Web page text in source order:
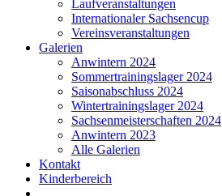
Laufveranstaltungen
Internationaler Sachsencup
Vereinsveranstaltungen
Galerien
Anwintern 2024
Sommertrainingslager 2024
Saisonabschluss 2024
Wintertrainingslager 2024
Sachsenmeisterschaften 2024
Anwintern 2023
Alle Galerien
Kontakt
Kinderbereich